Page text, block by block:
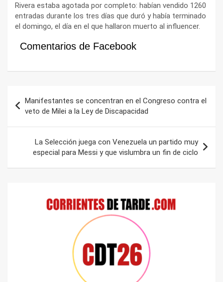
Rivera estaba agotada por completo: habían vendido 1260
entradas durante los tres días que duró y había terminado
el domingo, el día en el que hallaron muerto al influencer.
Comentarios de Facebook
de
entradas
Manifestantes se concentran en el Congreso contra el
veto de Milei a la Ley de Discapacidad
La Selección juega con Venezuela un partido muy
especial para Messi y que vislumbra un fin de ciclo